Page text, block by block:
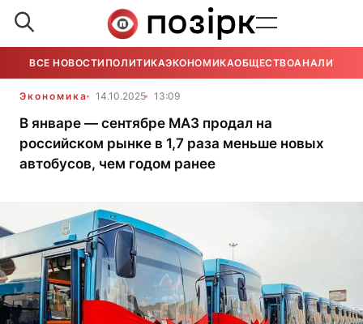
ВСЕ НОВОСТИ ПОЛИТИКАЭКОНОМИКАОБЩЕСТВОАНАЛИТИКА
Экономика 14.10.2025 13:09
В январе — сентябре МАЗ продал на
российском рынке в 1,7 раза меньше новых
автобусов, чем годом ранее